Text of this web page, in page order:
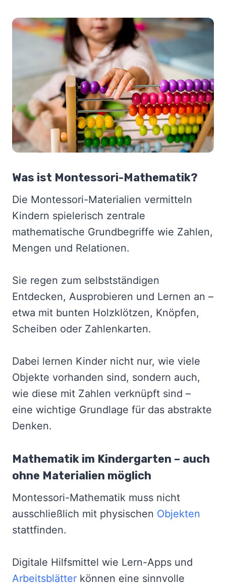
Was ist Montessori-Mathematik?
Die Montessori-Materialien vermitteln
Kindern spielerisch zentrale
mathematische Grundbegriffe wie Zahlen,
Mengen und Relationen.
Sie regen zum selbstständigen
Entdecken, Ausprobieren und Lernen an –
etwa mit bunten Holzklötzen, Knöpfen,
Scheiben oder Zahlenkarten.
Dabei lernen Kinder nicht nur, wie viele
Objekte vorhanden sind, sondern auch,
wie diese mit Zahlen verknüpft sind –
eine wichtige Grundlage für das abstrakte
Denken.
Mathematik im Kindergarten – auch
ohne Materialien möglich
Montessori-Mathematik muss nicht
ausschließlich mit physischen Objekten
stattfinden.
Digitale Hilfsmittel wie Lern-Apps und
Arbeitsblätter können eine sinnvolle